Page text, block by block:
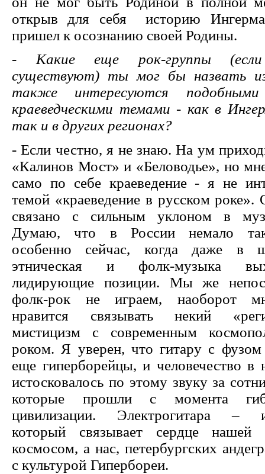
открыв для себя историю
пришел к осознанию своей Родины.
- Какие еще рок-группы
существуют) ты мог бы назвать
также интересуются
краеведческими темами - как в
так и в других регионах?
- Если честно, я не знаю. На ум
«Калинов Мост» и «Беловодье», но
само по себе краеведение - я не
темой «краеведение в русском
связано с сильным уклоном в
Думаю, что в России немало
особенно сейчас, когда даже в
этническая и фолк-музыка
лидирующие позиции. Мы же
фолк-рок не играем, наоборот
нравится связывать некий
мистицизм с современным
роком. Я уверен, что гитару с
еще гиперборейцы, и человечество в
истосковалось по этому звуку за
которые прошли с момента
цивилизации. Электрогитара –
который связывает сердце нашей
космосом, а нас, петербургских
с культурой